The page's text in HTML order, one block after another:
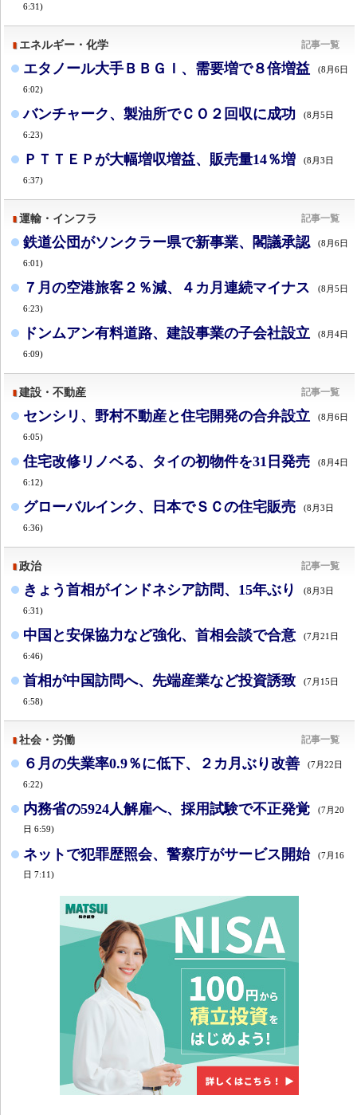
6:31)
エネルギー・化学 記事一覧
エタノール大手ＢＢＧＩ、需要増で８倍増益 (8月6日
6:02)
バンチャーク、製油所でＣＯ２回収に成功 (8月5日
6:23)
ＰＴＴＥＰが大幅増収増益、販売量14％増 (8月3日
6:37)
運輸・インフラ 記事一覧
鉄道公団がソンクラー県で新事業、閣議承認 (8月6日
6:01)
７月の空港旅客２％減、４カ月連続マイナス (8月5日
6:23)
ドンムアン有料道路、建設事業の子会社設立 (8月4日
6:09)
建設・不動産 記事一覧
センシリ、野村不動産と住宅開発の合弁設立 (8月6日
6:05)
住宅改修リノベる、タイの初物件を31日発売 (8月4日
6:12)
グローバルインク、日本でＳＣの住宅販売 (8月3日
6:36)
政治 記事一覧
きょう首相がインドネシア訪問、15年ぶり (8月3日
6:31)
中国と安保協力など強化、首相会談で合意 (7月21日
6:46)
首相が中国訪問へ、先端産業など投資誘致 (7月15日
6:58)
社会・労働 記事一覧
６月の失業率0.9％に低下、２カ月ぶり改善 (7月22日
6:22)
内務省の5924人解雇へ、採用試験で不正発覚
(7月20
日 6:59)
ネットで犯罪歴照会、警察庁がサービス開始
(7月16
日 7:11)